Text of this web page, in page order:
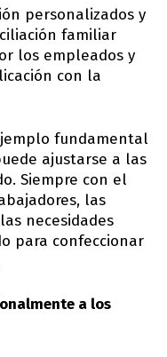
personalizados y
familiar
los empleados y
con la
fundamental
ajustarse a las
Siempre con el
las
necesidades
para confeccionar
a los